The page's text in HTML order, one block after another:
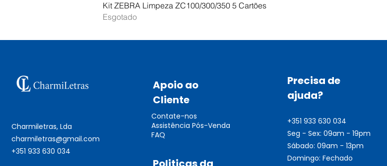
Kit ZEBRA Limpeza ZC100/300/350 5 Cartões
Esgotado
Charmiletras, Lda
charmiletras@gmail.com
+351 933 630 034
Apoio ao
Cliente
Contate-nos
Assistência Pós-Venda
FAQ
Precisa de
ajuda?
+351 933 630 034
Seg - Sex: 09am - 19pm
Sábado: 09am - 13pm
Domingo: Fechado